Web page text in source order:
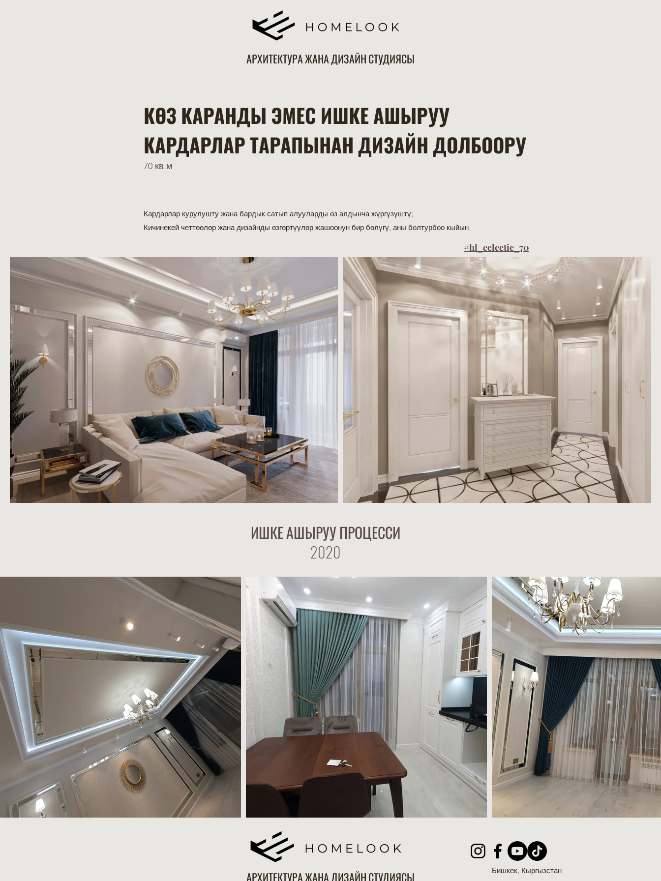
АРХИТЕКТУРА ЖАНА ДИЗАЙН СТУДИЯСЫ
КӨЗ КАРАНДЫ ЭМЕС ИШКЕ АШЫРУУ
КАРДАРЛАР ТАРАПЫНАН ДИЗАЙН ДОЛБООРУ
70 кв.м
Кардарлар курулушту жана бардык сатып алууларды өз алдынча жүргүзүштү;
Кичинекей четтөөлөр жана дизайнды өзгөртүүлөр жашоонун бир бөлүгү, аны болтурбоо кыйын.
#hl_eclectic_70
ИШКЕ АШЫРУУ ПРОЦЕССИ
2020
АРХИТЕКТУРА ЖАНА ДИЗАЙН СТУДИЯСЫ
Бишкек, Кыргызстан